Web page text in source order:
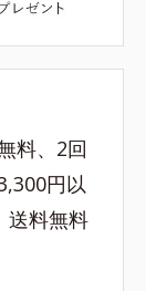
料、2回
円以
送料無料